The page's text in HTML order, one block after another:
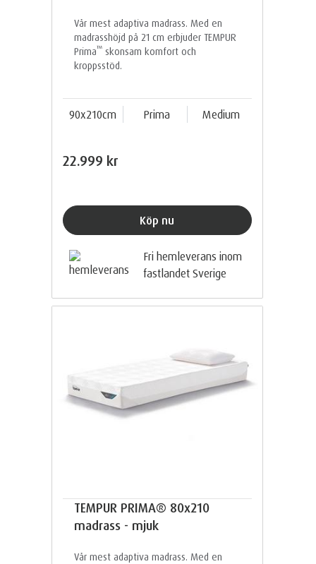
Vår mest adaptiva madrass. Med en
madrasshöjd på 21 cm erbjuder TEMPUR
Prima™skonsam komfort och
kroppsstöd.
90x210cm Prima Medium
22.999 kr
Köp nu
Fri hemleverans inom
fastlandet Sverige
TEMPUR PRIMA® 80x210
madrass - mjuk
Vår mest adaptiva madrass. Med en